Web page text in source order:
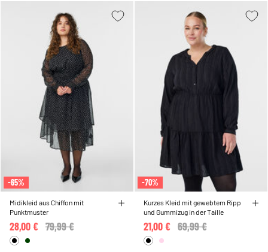
-65%
Midikleid aus Chiffon mit
Punktmuster
Price reduced from
79,99 €
28,00 €
-70%
Kurzes Kleid mit gewebtem Ripp
und Gummizug in der Taille
Price reduced from
69,99 €
21,00 €